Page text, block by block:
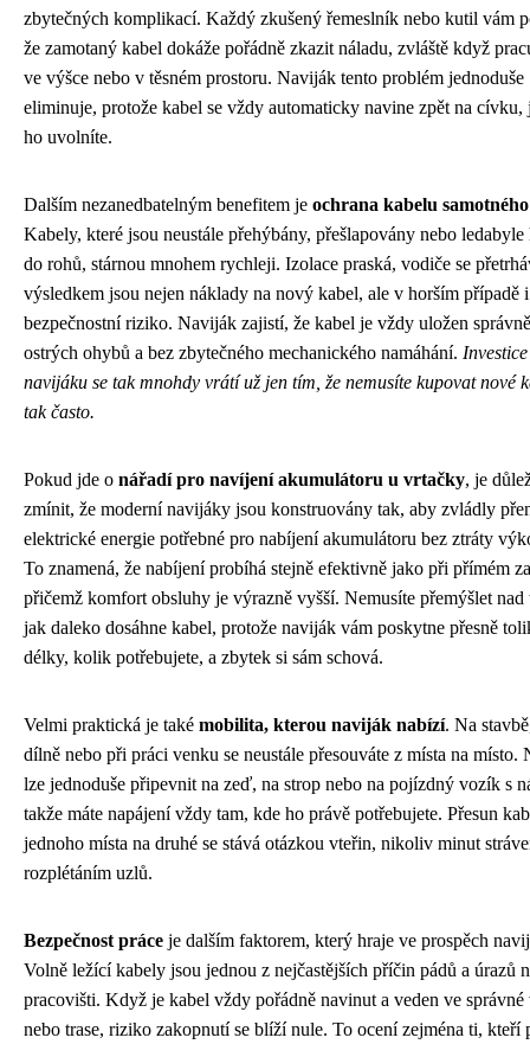
zbytečných komplikací. Každý zkušený řemeslník nebo kutil vám
že zamotaný kabel dokáže pořádně zkazit náladu, zvláště když
ve výšce nebo v těsném prostoru. Naviják tento problém jednoduše
eliminuje, protože kabel se vždy automaticky navine zpět na cívku,
ho uvolníte.
Dalším nezanedbatelným benefitem je ochrana kabelu samotného
Kabely, které jsou neustále přehýbány, přešlapovány nebo ledabyle
do rohů, stárnou mnohem rychleji. Izolace praská, vodiče se
výsledkem jsou nejen náklady na nový kabel, ale v horším případě i
bezpečnostní riziko. Naviják zajistí, že kabel je vždy uložen
ostrých ohybů a bez zbytečného mechanického namáhání.
navijáku se tak mnohdy vrátí už jen tím, že nemusíte kupovat nové
tak často.
Pokud jde o nářadí pro navíjení akumulátoru u vrtačky, je
zmínit, že moderní navijáky jsou konstruovány tak, aby zvládly
elektrické energie potřebné pro nabíjení akumulátoru bez ztráty
To znamená, že nabíjení probíhá stejně efektivně jako při přímém
přičemž komfort obsluhy je výrazně vyšší. Nemusíte přemýšlet nad
jak daleko dosáhne kabel, protože naviják vám poskytne přesně
délky, kolik potřebujete, a zbytek si sám schová.
Velmi praktická je také mobilita, kterou naviják nabízí. Na
dílně nebo při práci venku se neustále přesouváte z místa na místo.
lze jednoduše připevnit na zeď, na strop nebo na pojízdný vozík s
takže máte napájení vždy tam, kde ho právě potřebujete. Přesun
jednoho místa na druhé se stává otázkou vteřin, nikoliv minut
rozplétáním uzlů.
Bezpečnost práce je dalším faktorem, který hraje ve prospěch
Volně ležící kabely jsou jednou z nejčastějších příčin pádů a úrazů
pracovišti. Když je kabel vždy pořádně navinut a veden ve správné
nebo trase, riziko zakopnutí se blíží nule. To ocení zejména ti, kteří